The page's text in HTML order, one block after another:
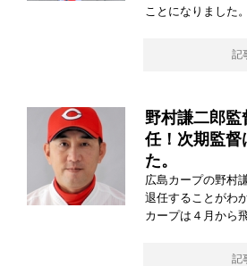
ことになりました。
記
野村謙二郎監
任！次期監督
た。
広島カープの野村
退任することがわ
カープは４月から
記